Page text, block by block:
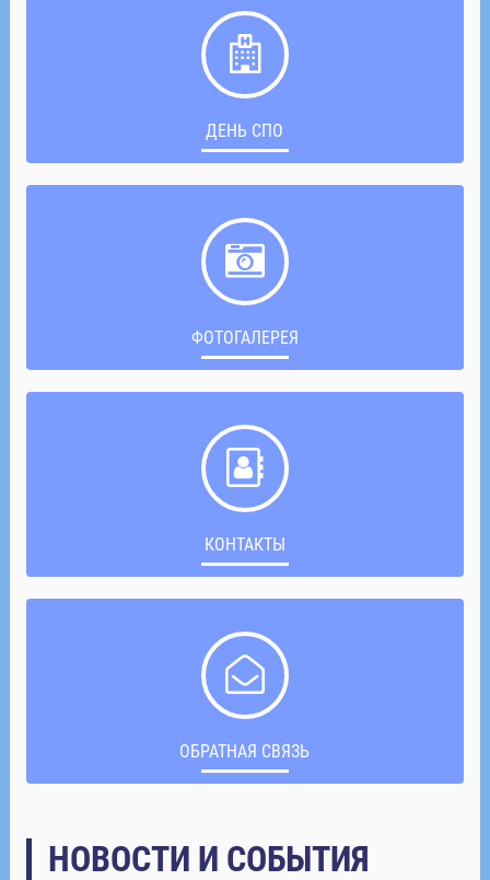
ДЕНЬ СПО
ФОТОГАЛЕРЕЯ
КОНТАКТЫ
ОБРАТНАЯ СВЯЗЬ
НОВОСТИ И СОБЫТИЯ